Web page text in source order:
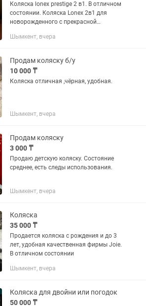
Коляска lonex prestige 2 в1. В отличном
состоянии. Коляска Lonex 2в1 для
новорожденного с прекрасной
позволит очень плавно и тихо
этом...
Шымкент, вчера
Продам коляску б/у
10 000 ₸
Коляска отличная ,чёрная, удобная.
Шымкент, вчера
Продам коляску
3 000 ₸
Продаю детскую коляску. Состояние
среднее, есть следы использования.
Шымкент, вчера
Коляска
35 000 ₸
Продается коляска с рождения и до 3
лет, удобная качественная фирмы Joie.
В отличном состоянии
Шымкент, вчера
Коляска для двойни или погодок
50 000 ₸